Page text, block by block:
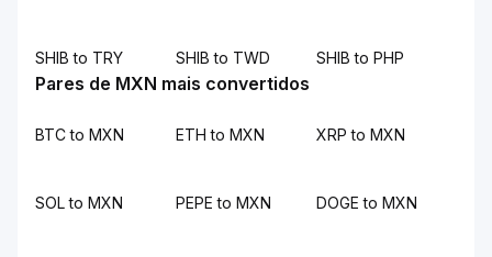
SHIB to TRY SHIB to TWD SHIB to PHP
Pares de MXN mais convertidos
BTC to MXN ETH to MXN XRP to MXN
SOL to MXN PEPE to MXN DOGE to MXN